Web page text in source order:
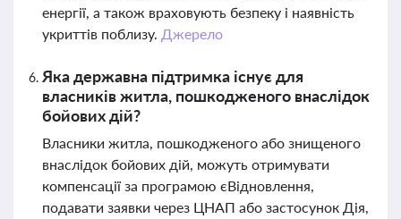
енергії, а також враховують безпеку і наявність
укриттів поблизу. Джерело
Яка державна підтримка існує для
власників житла, пошкодженого внаслідок
бойових дій?
Власники житла, пошкодженого або знищеного
внаслідок бойових дій, можуть отримувати
компенсації за програмою єВідновлення,
подавати заявки через ЦНАП або застосунок Дія,